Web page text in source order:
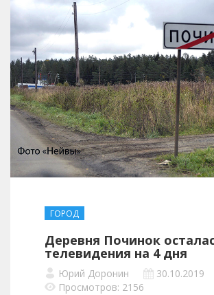
ГОРОД
Деревня Починок
телевидения на 4 дня
Юрий Доронин
30.10.2019
Просмотров: 2156